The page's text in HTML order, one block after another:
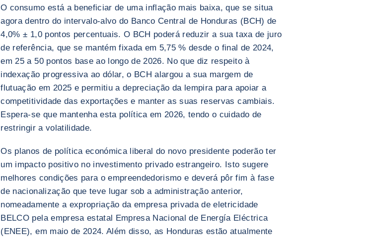
O consumo está a beneficiar de uma inflação mais baixa, que se situa
agora dentro do intervalo-alvo do Banco Central de Honduras (BCH) de
4,0% ± 1,0 pontos percentuais. O BCH poderá reduzir a sua taxa de juro
de referência, que se mantém fixada em 5,75 % desde o final de 2024,
em 25 a 50 pontos base ao longo de 2026. No que diz respeito à
indexação progressiva ao dólar, o BCH alargou a sua margem de
flutuação em 2025 e permitiu a depreciação da lempira para apoiar a
competitividade das exportações e manter as suas reservas cambiais.
Espera-se que mantenha esta política em 2026, tendo o cuidado de
restringir a volatilidade.
Os planos de política económica liberal do novo presidente poderão ter
um impacto positivo no investimento privado estrangeiro. Isto sugere
melhores condições para o empreendedorismo e deverá pôr fim à fase
de nacionalização que teve lugar sob a administração anterior,
nomeadamente a expropriação da empresa privada de eletricidade
BELCO pela empresa estatal Empresa Nacional de Energía Eléctrica
(ENEE), em maio de 2024. Além disso, as Honduras estão atualmente